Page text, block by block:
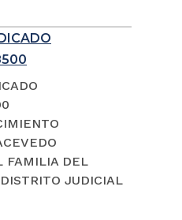
FAMILIA DEL
JUDICIAL